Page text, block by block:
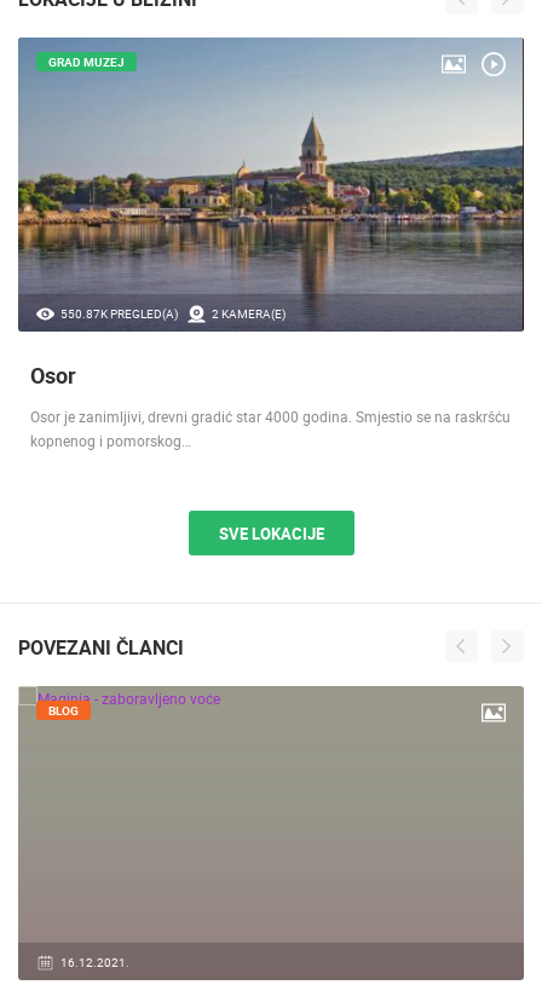
550.87K PREGLED(A) 2 KAMERA(E)
GRAD MUZEJ
Osor
Osor je zanimljivi, drevni gradić star 4000 godina. Smjestio se na raskršću
kopnenog i pomorskog…
SVE LOKACIJE
POVEZANI ČLANCI
16.12.2021.
BLOG